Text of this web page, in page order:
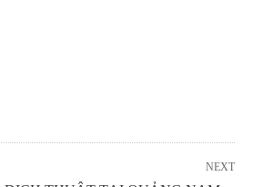
NEXT